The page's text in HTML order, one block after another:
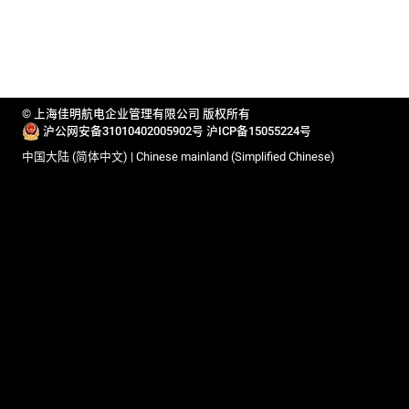
© 上海佳明航电企业管理有限公司 版权所有
沪公网安备31010402005902号 沪ICP备15055224号
中国大陆 (简体中文) | Chinese mainland (Simplified Chinese)